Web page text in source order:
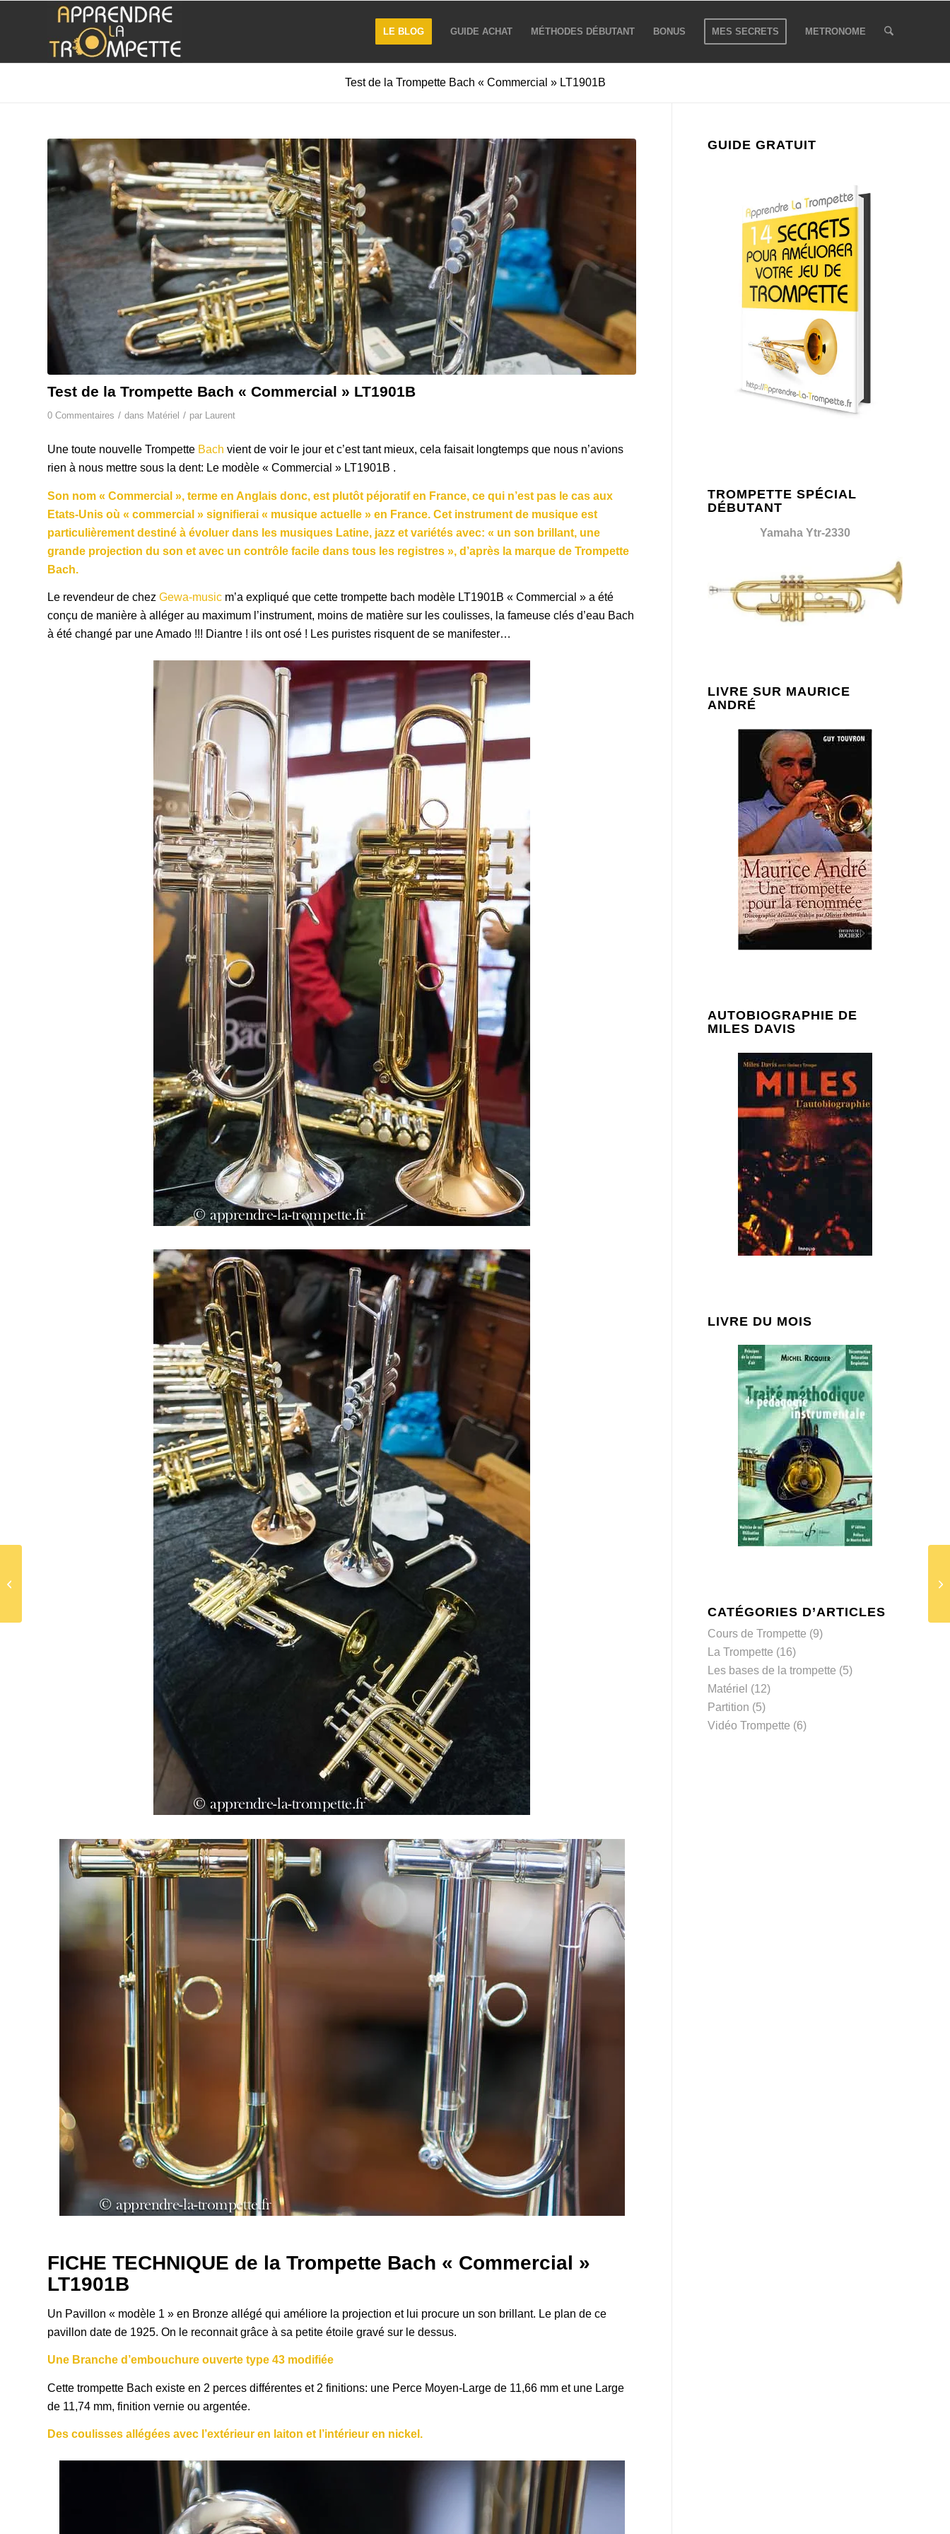
LE BLOG GUIDE ACHAT MÉTHODES DÉBUTANT BONUS MES SECRETS METRONOME
Test de la Trompette Bach « Commercial » LT1901B
Test de la Trompette Bach « Commercial » LT1901B
0 Commentaires / dans Matériel / par Laurent
Une toute nouvelle Trompette Bach vient de voir le jour et c’est tant mieux, cela faisait longtemps que nous n’avions
rien à nous mettre sous la dent: Le modèle « Commercial » LT1901B .
Son nom « Commercial », terme en Anglais donc, est plutôt péjoratif en France, ce qui n’est pas le cas aux
Etats-Unis où « commercial » signifierai « musique actuelle » en France. Cet instrument de musique est
particulièrement destiné à évoluer dans les musiques Latine, jazz et variétés avec: « un son brillant, une
grande projection du son et avec un contrôle facile dans tous les registres », d’après la marque de Trompette
Bach.
Le revendeur de chez Gewa-music m’a expliqué que cette trompette bach modèle LT1901B « Commercial » a été
conçu de manière à alléger au maximum l’instrument, moins de matière sur les coulisses, la fameuse clés d’eau Bach
à été changé par une Amado !!! Diantre ! ils ont osé ! Les puristes risquent de se manifester…
FICHE TECHNIQUE de la Trompette Bach « Commercial »
LT1901B
Un Pavillon « modèle 1 » en Bronze allégé qui améliore la projection et lui procure un son brillant. Le plan de ce
pavillon date de 1925. On le reconnait grâce à sa petite étoile gravé sur le dessus.
Une Branche d’embouchure ouverte type 43 modifiée
Cette trompette Bach existe en 2 perces différentes et 2 finitions: une Perce Moyen-Large de 11,66 mm et une Large
de 11,74 mm, finition vernie ou argentée.
Des coulisses allégées avec l’extérieur en laiton et l’intérieur en nickel.
GUIDE GRATUIT
TROMPETTE SPÉCIAL
DÉBUTANT
Yamaha Ytr-2330
LIVRE SUR MAURICE
ANDRÉ
AUTOBIOGRAPHIE DE
MILES DAVIS
LIVRE DU MOIS
CATÉGORIES D’ARTICLES
Cours de Trompette (9)
La Trompette (16)
Les bases de la trompette (5)
Matériel (12)
Partition (5)
Vidéo Trompette (6)